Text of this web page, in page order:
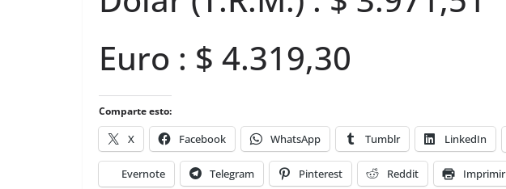
Euro : $ 4.319,30
Comparte esto:
X Facebook WhatsApp Tumblr LinkedIn
Evernote Telegram Pinterest Reddit Imprimir